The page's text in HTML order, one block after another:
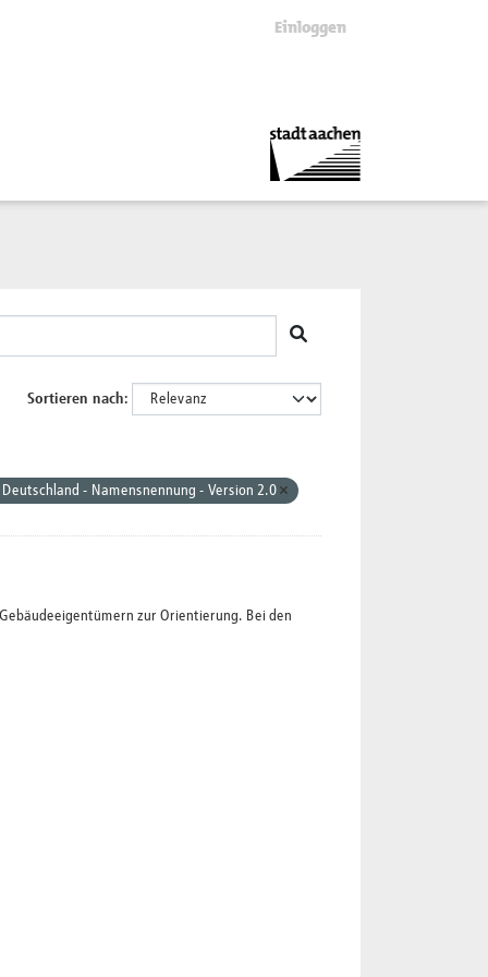
Einloggen
Sortieren nach
- Namensnennung - Version 2.0
zur Orientierung. Bei den